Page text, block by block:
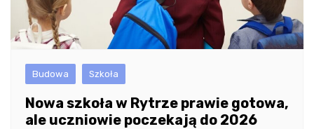
Budowa Szkoła
Nowa szkoła w Rytrze prawie gotowa,
ale uczniowie poczekają do 2026